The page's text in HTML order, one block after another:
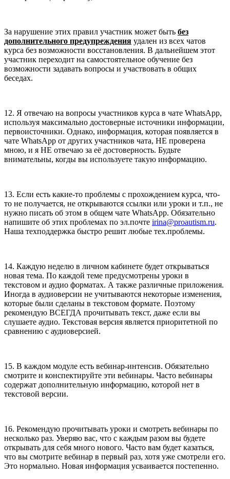
За нарушение этих правил участник может быть без
дополнительного предупреждения удален из всех чатов
курса без возможности восстановления. В дальнейшем этот
участник переходит на самостоятельное обучение без
возможности задавать вопросы и участвовать в общих
беседах.
12. Я отвечаю на вопросы участников курса в чате WhatsApp,
используя максимально достоверные источники информации,
первоисточники. Однако, информация, которая появляется в
чате WhatsApp от других участников чата, НЕ проверена
мною, и я НЕ отвечаю за её достоверность. Будьте
внимательны, когды вы используете такую информацию.
13. Если есть какие-то проблемы с прохождением курса, что-
то не получается, не открываются ссылки или уроки и т.п., не
нужно писать об этом в общем чате WhatsApp. Обязательно
напишите об этих проблемах по эл.почте irina@proautism.ru.
Наша техподдержка быстро решит любые тех.проблемы.
14. Каждую неделю в личном кабинете будет открываться
новая тема. По каждой теме предусмотрены уроки в
текстовом и аудио форматах. А также различные приложения.
Иногда в аудиоверсии не учитываются некоторые изменения,
которые были сделаны в текстовом формате. Поэтому
рекомендую ВСЕГДА прочитывать текст, даже если вы
слушаете аудио. Текстовая версия является приоритетной по
сравнению с аудиоверсией.
15. В каждом модуле есть вебинар-интенсив. Обязательно
смотрите и конспектируйте эти вебинары. Часто вебинары
содержат дополнительную информацию, которой нет в
текстовой версии.
16. Рекомендую прочитывать уроки и смотреть вебинары по
несколько раз. Уверяю вас, что с каждым разом вы будете
открывать для себя много нового. Часто вам будет казаться,
что вы смотрите вебинар в первый раз, хотя уже смотрели его.
Это нормально. Новая информация усваивается постепенно.